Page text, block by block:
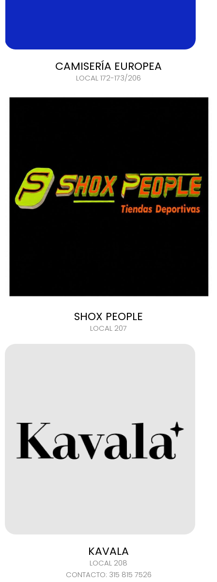
CAMISERÍA EUROPEA
LOCAL 172-173/206
SHOX PEOPLE
LOCAL 207
KAVALA
LOCAL 208
CONTACTO: 315 815 7526